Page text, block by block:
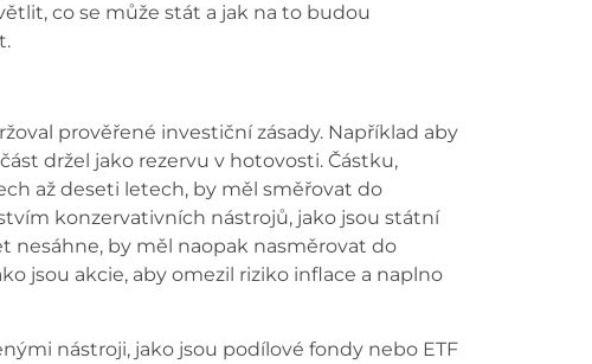
co se může stát a jak na to budou
prověřené investiční zásady. Například aby
držel jako rezervu v hotovosti. Částku,
až deseti letech, by měl směřovat do
konzervativních nástrojů, jako jsou státní
nesáhne, by měl naopak nasměrovat do
jsou akcie, aby omezil riziko inflace a naplno
nástroji, jako jsou podílové fondy nebo ETF